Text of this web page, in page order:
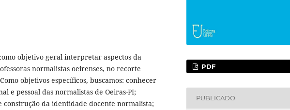
objetivo geral interpretar aspectos da
normalistas oeirenses, no recorte
objetivos específicos, buscamos: conhecer
e pessoal das normalistas de Oeiras-PI;
construção da identidade docente normalista;
PDF
PUBLICADO